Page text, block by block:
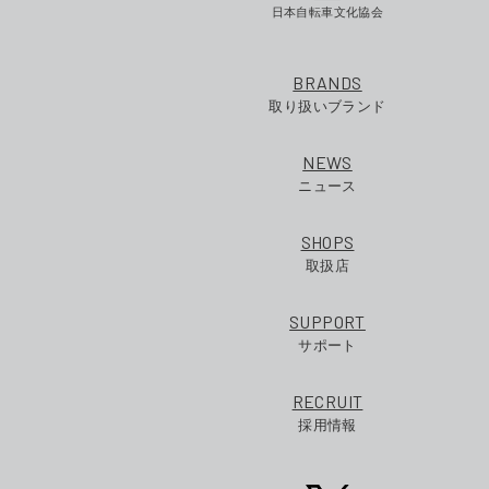
日本自転車文化協会
BRANDS
取り扱いブランド
NEWS
ニュース
SHOPS
取扱店
SUPPORT
サポート
RECRUIT
採用情報